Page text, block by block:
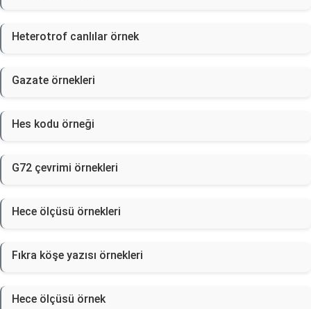
Heterotrof canlılar örnek
Gazate örnekleri
Hes kodu örneği
G72 çevrimi örnekleri
Hece ölçüsü örnekleri
Fıkra köşe yazısı örnekleri
Hece ölçüsü örnek